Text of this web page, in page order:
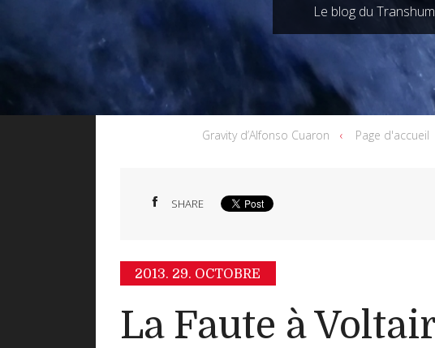
Le blog du
Gravity d’Alfonso Cuaron Page d'accueil
SHARE
2013. 29. OCTOBRE
La Faute à